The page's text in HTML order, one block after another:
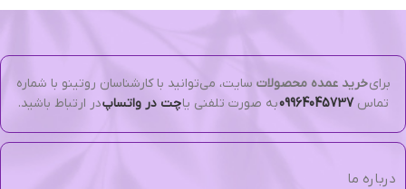
برایخرید عمده محصولات سایت، می‌توانید با کارشناسان روتینو با شماره
تماس09964045737به صورت تلفنی یاچت در واتساپدر ارتباط باشید.
درباره ما